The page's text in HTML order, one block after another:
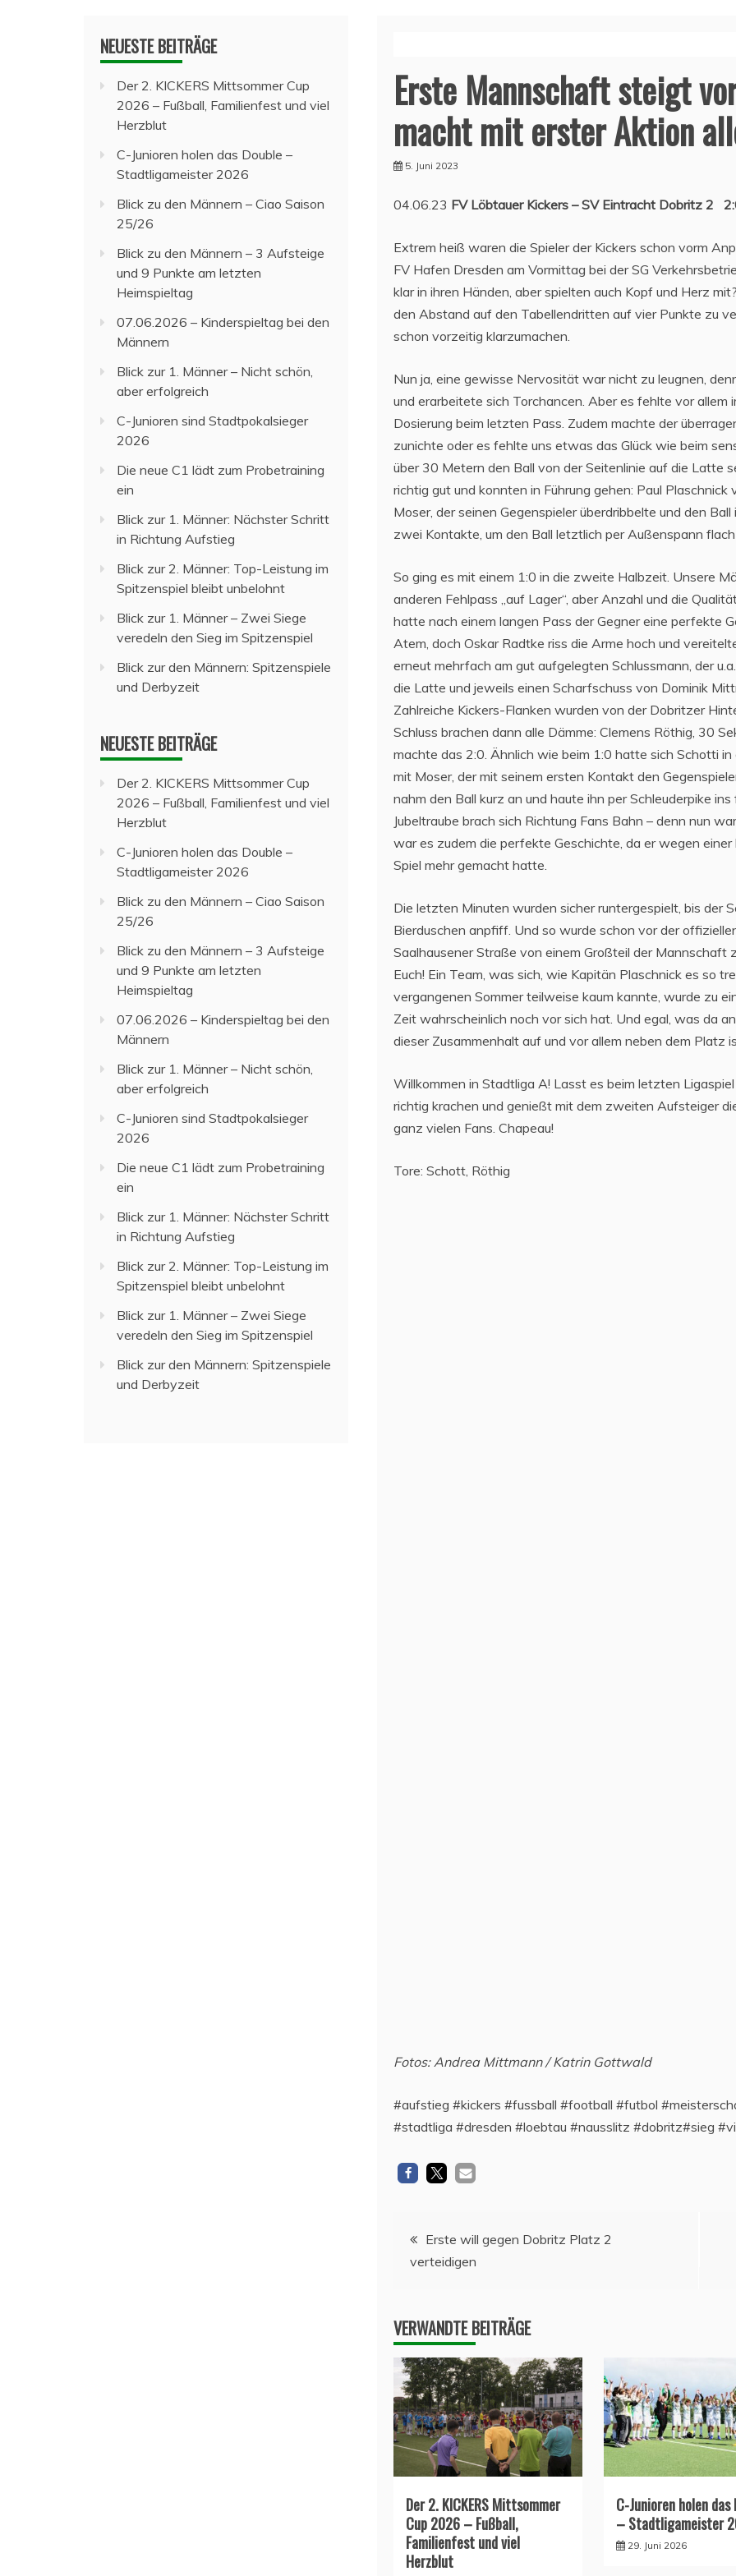
Erste Mannschaft steigt
macht mit erster Aktion
5. Juni 2023
04.06.23 FV Löbtauer Kickers – SV Eintracht Dobritz 2
Extrem heiß waren die Spieler der Kickers schon vorm
FV Hafen Dresden am Vormittag bei der SG
klar in ihren Händen, aber spielten auch Kopf und Herz
den Abstand auf den Tabellendritten auf vier Punkte zu
schon vorzeitig klarzumachen.
Nun ja, eine gewisse Nervosität war nicht zu leugnen,
und erarbeitete sich Torchancen. Aber es fehlte vor
Dosierung beim letzten Pass. Zudem machte der
zunichte oder es fehlte uns etwas das Glück wie beim
über 30 Metern den Ball von der Seitenlinie auf die
richtig gut und konnten in Führung gehen: Paul
Moser, der seinen Gegenspieler überdribbelte und den
zwei Kontakte, um den Ball letztlich per Außenspann
So ging es mit einem 1:0 in die zweite Halbzeit. Unsere
anderen Fehlpass „auf Lager“, aber Anzahl und die
hatte nach einem langen Pass der Gegner eine perfekte
Atem, doch Oskar Radtke riss die Arme hoch und
erneut mehrfach am gut aufgelegten Schlussmann, der
die Latte und jeweils einen Scharfschuss von Dominik
Zahlreiche Kickers-Flanken wurden von der Dobritzer
Schluss brachen dann alle Dämme: Clemens Röthig, 30
machte das 2:0. Ähnlich wie beim 1:0 hatte sich Schotti
mit Moser, der mit seinem ersten Kontakt den
nahm den Ball kurz an und haute ihn per Schleuderpike
Jubeltraube brach sich Richtung Fans Bahn – denn nun
war es zudem die perfekte Geschichte, da er wegen
Spiel mehr gemacht hatte.
Die letzten Minuten wurden sicher runtergespielt, bis der
Bierduschen anpfiff. Und so wurde schon vor der
Saalhausener Straße von einem Großteil der Mannschaft
Euch! Ein Team, was sich, wie Kapitän Plaschnick es so
vergangenen Sommer teilweise kaum kannte, wurde zu
Zeit wahrscheinlich noch vor sich hat. Und egal, was da
dieser Zusammenhalt auf und vor allem neben dem Platz
Willkommen in Stadtliga A! Lasst es beim letzten
richtig krachen und genießt mit dem zweiten Aufsteiger
ganz vielen Fans. Chapeau!
Tore: Schott, Röthig
Fotos: Andrea Mittmann / Katrin Gottwald
#aufstieg #kickers #fussball #football #futbol
#stadtliga #dresden #loebtau #nausslitz #dobritz#sieg
Beitragsnavigation
Erste will gegen Dobritz Platz 2
verteidigen
VERWANDTE BEITRÄGE
Der 2. KICKERS Mittsommer
Cup 2026 – Fußball,
Familienfest und viel
Herzblut
C-Junioren holen das
– Stadtligameister
29. Juni 2026
NEUESTE BEITRÄGE
Der 2. KICKERS Mittsommer Cup
2026 – Fußball, Familienfest und viel
Herzblut
C-Junioren holen das Double –
Stadtligameister 2026
Blick zu den Männern – Ciao Saison
25/26
Blick zu den Männern – 3 Aufsteige
und 9 Punkte am letzten
Heimspieltag
07.06.2026 – Kinderspieltag bei den
Männern
Blick zur 1. Männer – Nicht schön,
aber erfolgreich
C-Junioren sind Stadtpokalsieger
2026
Die neue C1 lädt zum Probetraining
ein
Blick zur 1. Männer: Nächster Schritt
in Richtung Aufstieg
Blick zur 2. Männer: Top-Leistung im
Spitzenspiel bleibt unbelohnt
Blick zur 1. Männer – Zwei Siege
veredeln den Sieg im Spitzenspiel
Blick zur den Männern: Spitzenspiele
und Derbyzeit
NEUESTE BEITRÄGE
Der 2. KICKERS Mittsommer Cup
2026 – Fußball, Familienfest und viel
Herzblut
C-Junioren holen das Double –
Stadtligameister 2026
Blick zu den Männern – Ciao Saison
25/26
Blick zu den Männern – 3 Aufsteige
und 9 Punkte am letzten
Heimspieltag
07.06.2026 – Kinderspieltag bei den
Männern
Blick zur 1. Männer – Nicht schön,
aber erfolgreich
C-Junioren sind Stadtpokalsieger
2026
Die neue C1 lädt zum Probetraining
ein
Blick zur 1. Männer: Nächster Schritt
in Richtung Aufstieg
Blick zur 2. Männer: Top-Leistung im
Spitzenspiel bleibt unbelohnt
Blick zur 1. Männer – Zwei Siege
veredeln den Sieg im Spitzenspiel
Blick zur den Männern: Spitzenspiele
und Derbyzeit